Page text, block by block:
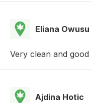
Eliana
Very clean and good
Ajdina Hotic